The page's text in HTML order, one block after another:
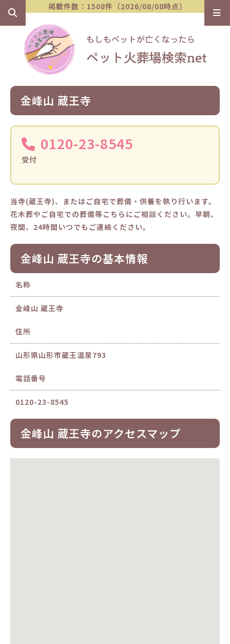
掲載件数：1508件（2026/08/08時点）
金峰山 蔵王寺
0120-23-8545
受付
当寺(蔵王寺)、またはご自宅で葬儀・供養を執り行います。
花木葬やご自宅での葬儀等こちらにご相談ください。早朝、
夜間、24時間いつでもご連絡ください。
金峰山 蔵王寺の基本情報
名称
金峰山 蔵王寺
住所
山形県山形市蔵王温泉793
電話番号
0120-23-8545
金峰山 蔵王寺のアクセスマップ